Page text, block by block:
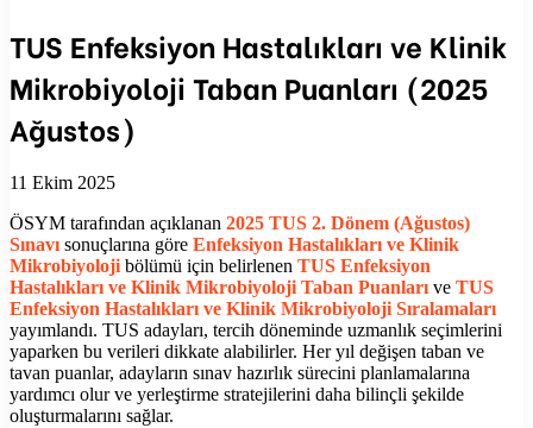
TUS Enfeksiyon Hastalıkları ve Klinik
Mikrobiyoloji Taban Puanları (2025
Ağustos)
11 Ekim 2025
ÖSYM tarafından açıklanan 2025 TUS 2. Dönem (Ağustos)
Sınavı sonuçlarına göre Enfeksiyon Hastalıkları ve Klinik
Mikrobiyoloji bölümü için belirlenen TUS Enfeksiyon
Hastalıkları ve Klinik Mikrobiyoloji Taban Puanları ve TUS
Enfeksiyon Hastalıkları ve Klinik Mikrobiyoloji Sıralamaları
yayımlandı. TUS adayları, tercih döneminde uzmanlık seçimlerini
yaparken bu verileri dikkate alabilirler. Her yıl değişen taban ve
tavan puanlar, adayların sınav hazırlık sürecini planlamalarına
yardımcı olur ve yerleştirme stratejilerini daha bilinçli şekilde
oluşturmalarını sağlar.